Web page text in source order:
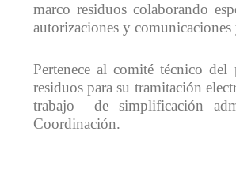
marco residuos colaborando
autorizaciones y
Pertenece al comité técnico del
residuos para su tramitación
trabajo de simplificación
Coordinación.